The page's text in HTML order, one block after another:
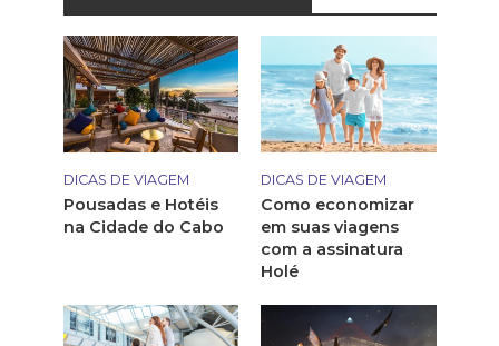
DICAS DE VIAGEM
Pousadas e Hotéis
na Cidade do Cabo
DICAS DE VIAGEM
Como economizar
em suas viagens
com a assinatura
Holé